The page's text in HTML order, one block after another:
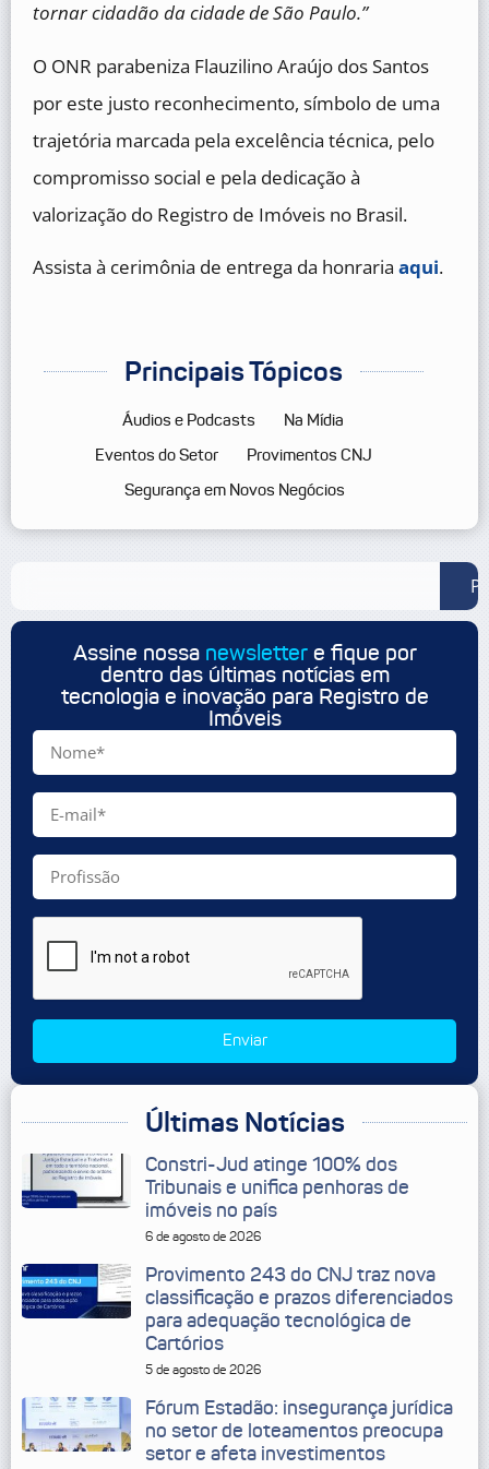
tornar cidadão da cidade de São Paulo.”
O ONR parabeniza Flauzilino Araújo dos Santos
por este justo reconhecimento, símbolo de uma
trajetória marcada pela excelência técnica, pelo
compromisso social e pela dedicação à
valorização do Registro de Imóveis no Brasil.
Assista à cerimônia de entrega da honraria aqui.
Principais Tópicos
Áudios e Podcasts
Na Mídia
Eventos do Setor
Provimentos CNJ
Segurança em Novos Negócios
Assine nossa newslettere fique por
dentro das últimas notícias em
tecnologia e inovação para Registro de
Imóveis
Enviar
Últimas Notícias
Constri-Jud atinge 100% dos
Tribunais e unifica penhoras de
imóveis no país
6 de agosto de 2026
Provimento 243 do CNJ traz nova
classificação e prazos diferenciados
para adequação tecnológica de
Cartórios
5 de agosto de 2026
Fórum Estadão: insegurança jurídica
no setor de loteamentos preocupa
setor e afeta investimentos